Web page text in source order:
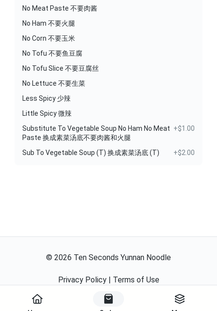
No Meat Paste 不要肉酱
No Ham 不要火腿
No Corn 不要玉米
No Tofu 不要鱼豆腐
No Tofu Slice 不要豆腐丝
No Lettuce 不要生菜
Less Spicy 少辣
Little Spicy 微辣
Substitute To Vegetable Soup No Ham No Meat
Paste 换成素菜汤底不要肉酱和火腿
+$1.00
Sub To Vegetable Soup (T) 换成素菜汤底 (T) +$2.00
© 2026 Ten Seconds Yunnan Noodle
Privacy Policy| Terms of Use